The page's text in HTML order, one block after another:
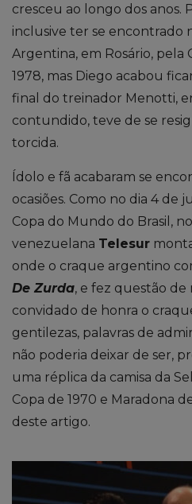
cresceu ao longo dos anos.
inclusive ter se encontrado
Argentina, em Rosário, pela
1978, mas Diego acabou
final do treinador Menotti,
contundido, teve de se
torcida.
Ídolo e fã acabaram se
ocasiões. Como no dia 4 de
Copa do Mundo do Brasil,
venezuelana Telesur
onde o craque argentino
De Zurda, e fez questão de
convidado de honra o
gentilezas, palavras de
não poderia deixar de ser,
uma réplica da camisa da
Copa de 1970 e Maradona
deste artigo.